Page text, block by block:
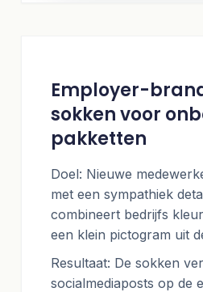
Employer-
sokken voor
pakketten
Doel: Nieuwe
met een sympathiek
combineert bedrijfs
een klein pictogram uit
Resultaat: De sokken
socialmediaposts op de